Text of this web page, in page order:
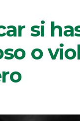
si
o